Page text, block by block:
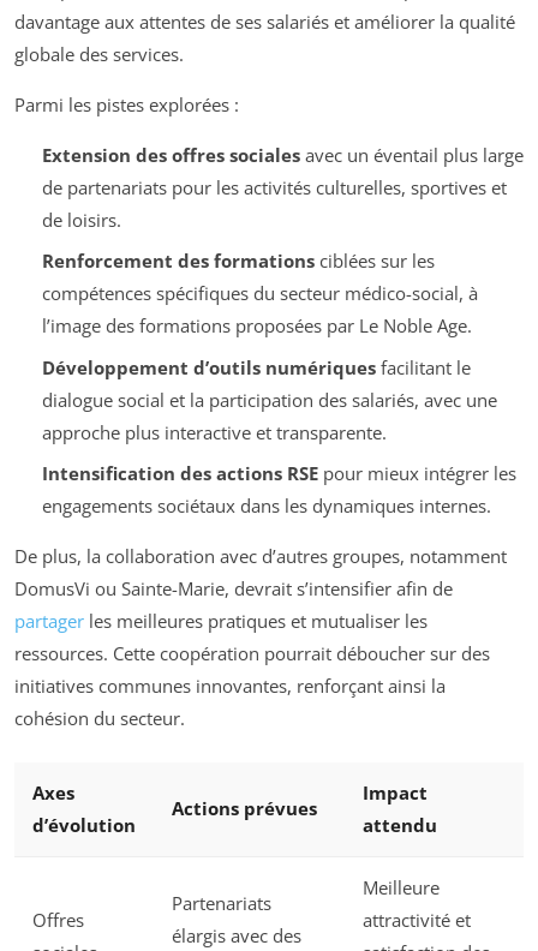
davantage aux attentes de ses salariés et améliorer la qualité
globale des services.
Parmi les pistes explorées :
Extension des offres socialesavec un éventail plus large
de partenariats pour les activités culturelles, sportives et
de loisirs.
Renforcement des formationsciblées sur les
compétences spécifiques du secteur médico-social, à
l’image des formations proposées par Le Noble Age.
Développement d’outils numériquesfacilitant le
dialogue social et la participation des salariés, avec une
approche plus interactive et transparente.
Intensification des actions RSEpour mieux intégrer les
engagements sociétaux dans les dynamiques internes.
De plus, la collaboration avec d’autres groupes, notamment
DomusVi ou Sainte-Marie, devrait s’intensifier afin de
partager les meilleures pratiques et mutualiser les
ressources. Cette coopération pourrait déboucher sur des
initiatives communes innovantes, renforçant ainsi la
cohésion du secteur.
Axes
d’évolution
Actions prévues
Impact
attendu
Offres
Partenariats
élargis avec des
Meilleure
attractivité et